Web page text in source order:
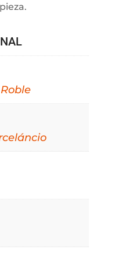
Roble